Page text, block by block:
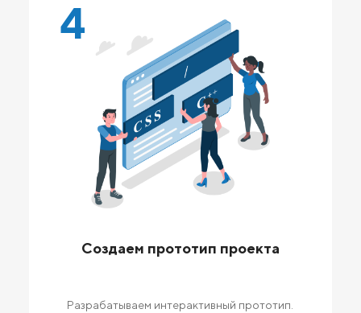
4
Создаем прототип проекта
Разрабатываем интерактивный прототип.